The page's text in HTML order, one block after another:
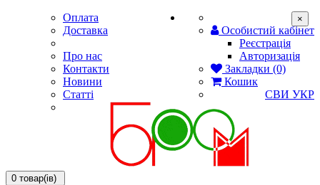
Оплата
Доставка
Про нас
Контакти
Новини
Статті
Особистий кабінет
Реєстрація
Авторизація
Закладки (0)
Кошик
СВИ УКР
0 товар(ів)
×